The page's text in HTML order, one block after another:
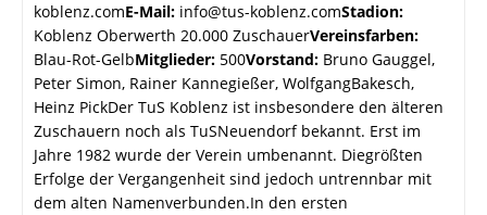
koblenz.comE-Mail: info@tus-koblenz.comStadion:
Koblenz Oberwerth 20.000 ZuschauerVereinsfarben:
Blau-Rot-GelbMitglieder: 500Vorstand: Bruno Gauggel,
Peter Simon, Rainer Kannegießer, WolfgangBakesch,
Heinz PickDer TuS Koblenz ist insbesondere den älteren
Zuschauern noch als TuSNeuendorf bekannt. Erst im
Jahre 1982 wurde der Verein umbenannt. Diegrößten
Erfolge der Vergangenheit sind jedoch untrennbar mit
dem alten Namenverbunden.In den ersten